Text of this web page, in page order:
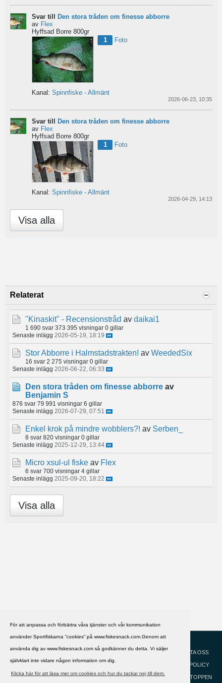
För att anpassa och förbättra våra tjänster och vår kommunikation
använder Sportfiskarna ”cookies” på www.fiskesnack.com.Genom att
använda dig av www.fiskesnack.com så godkänner du detta. Vi säljer
självklart inte vidare någon information om dig.
Klicka här för att läsa mer om cookies och hur du tackar nej till dem.
Svar till Den stora tråden om finesse abborre
av Flex
Hyffsad Borre 800gr
1
Foto
Kanal: Spinnfiske - Allmänt
2026-06-23, 10:35
Svar till
Den stora tråden om finesse abborre
av Flex
Hyffsad Borre 800gr
1
Foto
Kanal: Spinnfiske - Allmänt
2026-04-29, 14:13
Visa alla
Relaterat
"Kinaskit" - Recensionstråd av daikai1
1 690 svar 373 395 visningar 0 gillar
Senaste inlägg 2026-05-19, 18:19
Stor Abborre i Halmstadstrakten! av WeededSix
16 svar 2 275 visningar 0 gillar
Senaste inlägg 2026-06-22, 06:33
Den stora tråden om finesse abborre av
Benjamin S
876 svar 79 991 visningar 6 gillar
Senaste inlägg 2026-07-29, 07:51
Enkel krok på mindre wobblers?! av Serben_
8 svar 820 visningar 0 gillar
Senaste inlägg 2025-12-29, 13:44
Micro xsul-ul fiske av Flex
6 svar 700 visningar 4 gillar
Senaste inlägg 2025-09-20, 18:22
Visa alla
HJÄLP
KONTAKTA OSS
COOKIEPOLICY
GÅ TILL TOPPEN